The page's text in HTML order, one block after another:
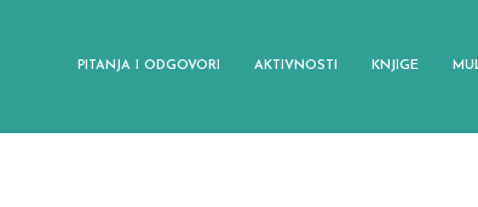
PITANJA I ODGOVORI AKTIVNOSTI KNJIGE